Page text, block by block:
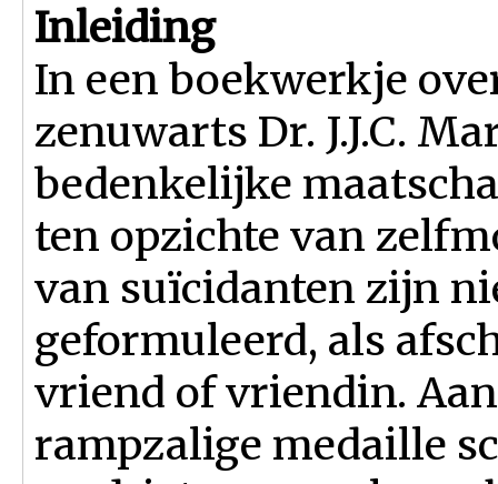
Inleiding
In een boekwerkje
zenuwarts Dr. J.J.C.
bedenkelijke
ten opzichte van
van suïcidanten zijn
geformuleerd, als
vriend of vriendin.
rampzalige medaille